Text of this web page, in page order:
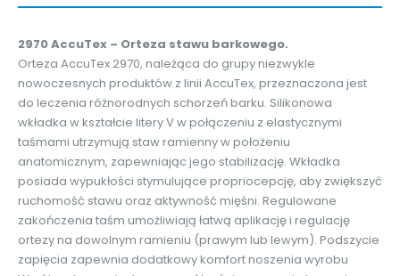
2970 AccuTex – Orteza stawu barkowego.
Orteza AccuTex 2970, należąca do grupy niezwykle
nowoczesnych produktów z linii AccuTex, przeznaczona jest
do leczenia różnorodnych schorzeń barku. Silikonowa
wkładka w kształcie litery V w połączeniu z elastycznymi
taśmami utrzymują staw ramienny w położeniu
anatomicznym, zapewniając jego stabilizację. Wkładka
posiada wypukłości stymulujące propriocepcję, aby zwiększyć
ruchomość stawu oraz aktywność mięśni. Regulowane
zakończenia taśm umożliwiają łatwą aplikację i regulację
ortezy na dowolnym ramieniu (prawym lub lewym). Podszycie
zapięcia zapewnia dodatkowy komfort noszenia wyrobu